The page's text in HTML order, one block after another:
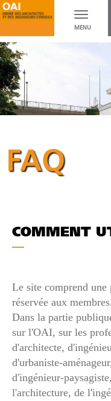
Toggle
MENU
FAQ
COMMENT
Le site comprend
réservée aux membres.
Dans la partie
sur l'OAI, sur les
d'architecte,
d'urbaniste-
d'ingénieur-
l'architecture, de